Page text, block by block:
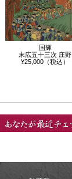
国輝
末広五十三次 庄野
¥25,000（税込）